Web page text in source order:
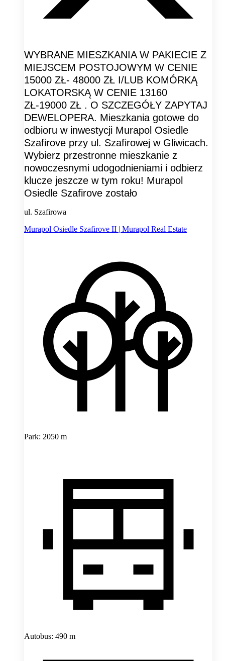
WYBRANE MIESZKANIA W PAKIECIE Z
MIEJSCEM POSTOJOWYM W CENIE
15000 ZŁ- 48000 ZŁ I/LUB KOMÓRKĄ
LOKATORSKĄ W CENIE 13160
ZŁ-19000 ZŁ . O SZCZEGÓŁY ZAPYTAJ
DEWELOPERA. Mieszkania gotowe do
odbioru w inwestycji Murapol Osiedle
Szafirove przy ul. Szafirowej w Gliwicach.
Wybierz przestronne mieszkanie z
nowoczesnymi udogodnieniami i odbierz
klucze jeszcze w tym roku! Murapol
Osiedle Szafirove zostało
ul. Szafirowa
Murapol Osiedle Szafirove II | Murapol Real Estate
Park: 2050 m
Autobus: 490 m